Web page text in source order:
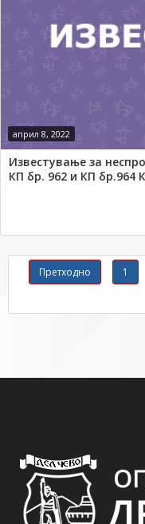
април 8, 2022
Известување за
КП бр. 962 и КП бр.964
Претходно 1